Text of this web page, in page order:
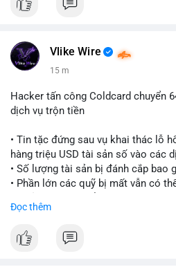
Vlike Wire
15 m
Hacker tấn công Coldcard chuyển
dịch vụ trộn tiền
• Tin tặc đứng sau vụ khai thác lỗ
hàng triệu USD tài sản số vào các
• Số lượng tài sản bị đánh cắp bao
• Phần lớn các quỹ bị mất vẫn có
#cryptonews
Đọc thêm